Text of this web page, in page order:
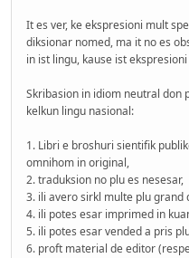
It es ver, ke ekspresioni mult
diksionar nomed, ma it no es
in ist lingu, kause ist
Skribasion in idiom neutral don
kelkun lingu nasional:
1. Libri e broshuri sientifik
omnihom in original,
2. traduksion no plu es nesesar,
3. ili avero sirkl multe plu grand
4. ili potes esar imprimed in
5. ili potes esar vended a pris
6. proft material de editor